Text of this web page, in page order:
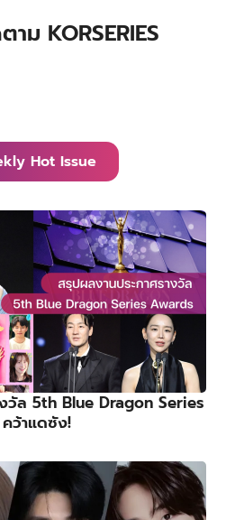
ม KORSERIES
Hot Issue
วัล 5th Blue Dragon Series
ว้าแดซัง!